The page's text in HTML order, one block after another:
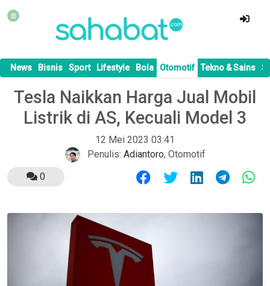
News Bisnis Sport Lifestyle Bola Otomotif Tekno & Sains
Tesla Naikkan Harga Jual Mobil
Listrik di AS, Kecuali Model 3
12 Mei 2023 03:41
Penulis: Adiantoro, Otomotif
0